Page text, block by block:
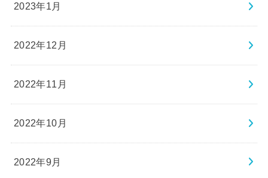
2023年1月
2022年12月
2022年11月
2022年10月
2022年9月